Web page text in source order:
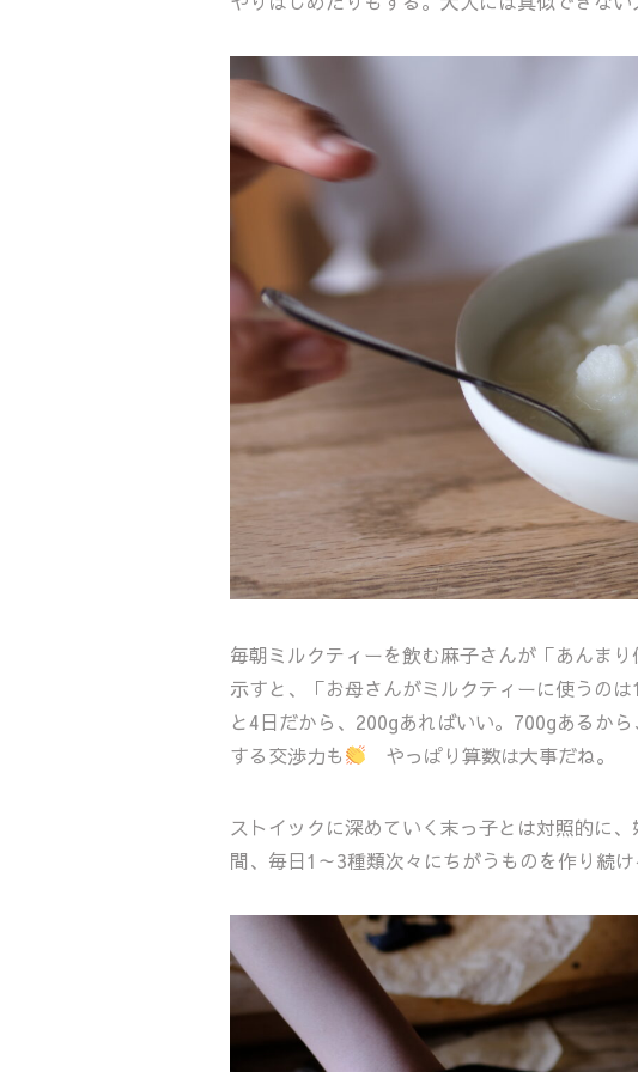
毎朝ミルクティーを飲む麻子さんが「あんま
示すと、「お母さんがミルクティーに使うの
と4日だから、200gあればいい。700gあるか
する交渉力も
やっぱり算数は大事だね。
ストイックに深めていく末っ子とは対照的に
間、毎日1～3種類次々にちがうものを作り続け